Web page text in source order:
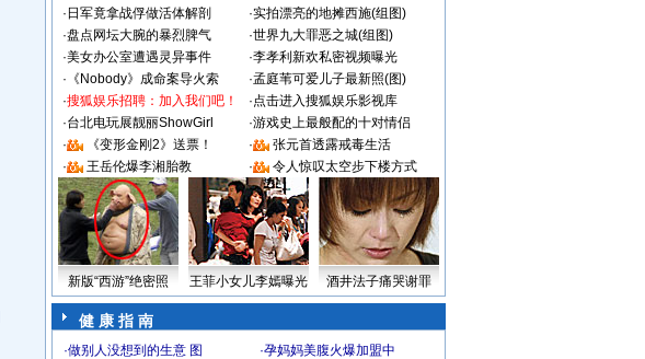
· 日军竟拿战俘做活体解剖 ·实拍漂亮的地摊西施(组图)
·盘点网坛大腕的暴烈脾气 ·世界九大罪恶之城(组图)
·美女办公室遭遇灵异事件 ·李孝利新欢私密视频曝光
· 《Nobody》成命案导火索 ·孟庭苇可爱儿子最新照(图)
·搜狐娱乐招聘：加入我们吧！ ·点击进入搜狐娱乐影视库
·台北电玩展靓丽ShowGirl ·游戏史上最般配的十对情侣
·
《变形金刚2》送票！ ·
张元首透露戒毒生活
·
王岳伦爆李湘胎教 · 令人惊叹太空步下楼方式
新版“西游”绝密照 王菲小女儿李嫣曝光 酒井法子痛哭谢罪
健 康 指 南
·做别人没想到的生意 图 ·孕妈妈美腹火爆加盟中